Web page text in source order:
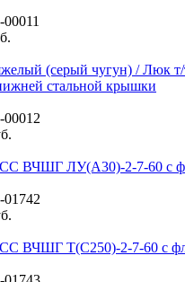
(серый чугун) / Люк
стальной крышки
00012
ВЧШГ ЛУ(А30)-2-7-60 с
01742
ВЧШГ Т(С250)-2-7-60 с